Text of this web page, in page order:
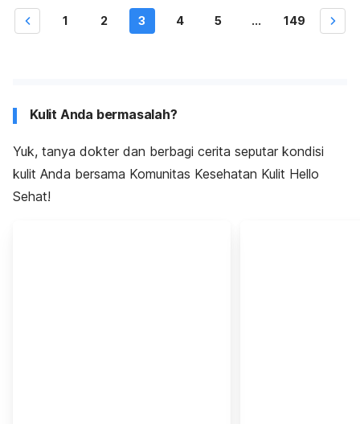
1 2 3 4 5 ... 149
Kulit Anda bermasalah?
Yuk, tanya dokter dan berbagi cerita seputar kondisi
kulit Anda bersama Komunitas Kesehatan Kulit Hello
Sehat!